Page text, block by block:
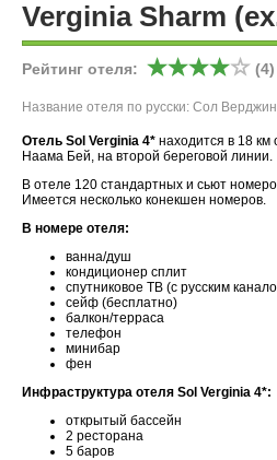
Verginia Sharm
Рейтинг отеля: (4)
Название отеля по русски: Сол
Отель Sol Verginia 4* находится в 18 км
Наама Бей, на второй береговой линии.
В отеле 120 стандартных и сьют
Имеется несколько конекшен номеров.
В номере отеля:
ванна/душ
кондиционер сплит
спутниковое ТВ (с русским
сейф (бесплатно)
балкон/терраса
телефон
минибар
фен
Инфраструктура отеля Sol Verginia 4*:
открытый бассейн
2 ресторана
5 баров